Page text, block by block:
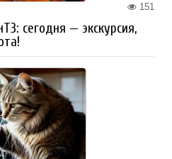
151
сегодня — экскурсия,